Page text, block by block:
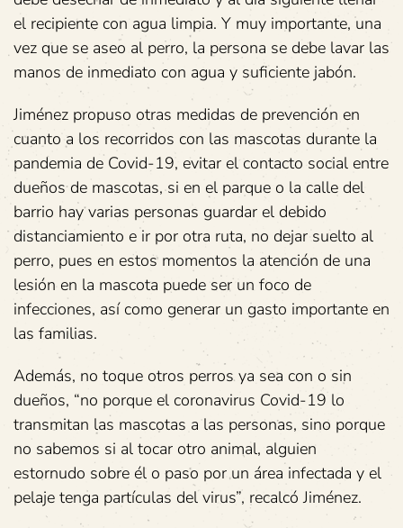
el recipiente con agua limpia. Y muy importante, una
vez que se aseo al perro, la persona se debe lavar las
manos de inmediato con agua y suficiente jabón.
Jiménez propuso otras medidas de prevención en
cuanto a los recorridos con las mascotas durante la
pandemia de Covid-19, evitar el contacto social entre
dueños de mascotas, si en el parque o la calle del
barrio hay varias personas guardar el debido
distanciamiento e ir por otra ruta, no dejar suelto al
perro, pues en estos momentos la atención de una
lesión en la mascota puede ser un foco de
infecciones, así como generar un gasto importante en
las familias.
Además, no toque otros perros ya sea con o sin
dueños, “no porque el coronavirus Covid-19 lo
transmitan las mascotas a las personas, sino porque
no sabemos si al tocar otro animal, alguien
estornudo sobre él o paso por un área infectada y el
pelaje tenga partículas del virus”, recalcó Jiménez.